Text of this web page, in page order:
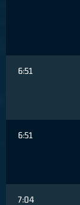
6:51
6:51
7:04